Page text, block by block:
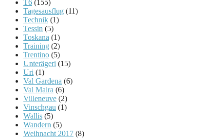
T6 (155)
Tagesausflug (11)
Technik (1)
Tessin (5)
Toskana (1)
Training (2)
Trentino (5)
Unterägeri (15)
Uri (1)
Val Gardena (6)
Val Maira (6)
Villeneuve (2)
Vinschgau (1)
Wallis (5)
Wandern (5)
Weihnacht 2017 (8)